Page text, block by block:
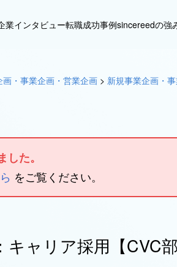
業インタビュー転職成功事例sincereedの強
画・事業企画・営業企画 > 新規事業企画・
た。
をご覧ください。
キャリア採用【CVC